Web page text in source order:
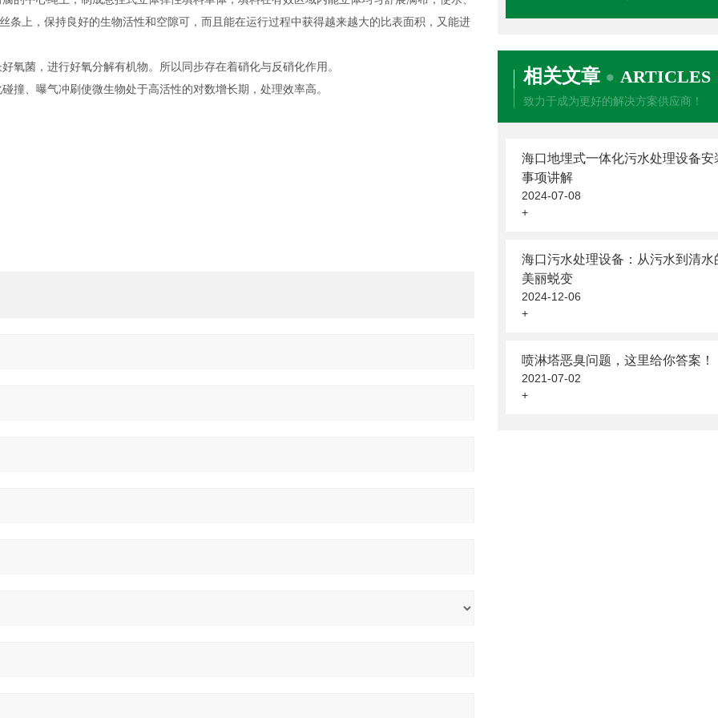
相关文章 ARTICLES
致力于成为更好的解决方案供应商！
海口地埋式一体化污水处理设备安
事项讲解
2024-07-08
+
海口污水处理设备：从污水到清水
美丽蜕变
2024-12-06
+
喷淋塔恶臭问题，这里给你答案！
2021-07-02
+
条上，保持良好的生物活性和空隙可，而且能在运行过程中获得越来越大的比表面积，又能进
氧菌，进行好氧分解有机物。所以同步存在着硝化与反硝化作用。
撞、曝气冲刷使微生物处于高活性的对数增长期，处理效率高。